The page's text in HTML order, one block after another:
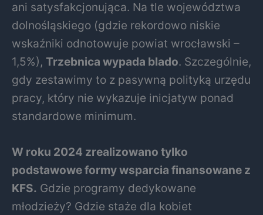
ani satysfakcjonująca. Na tle województwa
dolnośląskiego (gdzie rekordowo niskie
wskaźniki odnotowuje powiat wrocławski –
1,5%), Trzebnica wypada blado. Szczególnie,
gdy zestawimy to z pasywną polityką urzędu
pracy, który nie wykazuje inicjatyw ponad
standardowe minimum.
W roku 2024 zrealizowano tylko
podstawowe formy wsparcia finansowane z
KFS. Gdzie programy dedykowane
młodzieży? Gdzie staże dla kobiet